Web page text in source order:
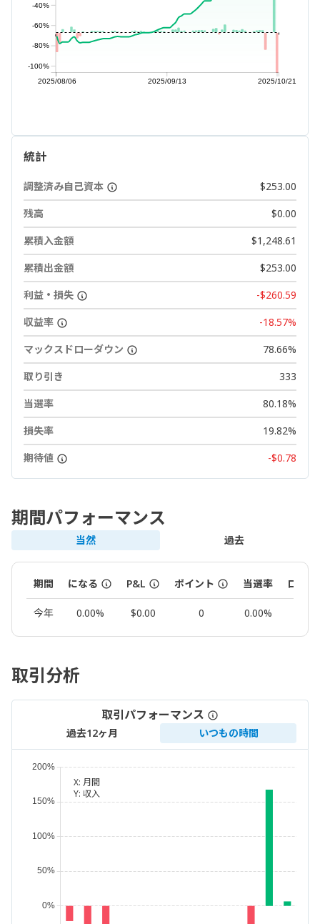
-100%
-80%
-60%
-40%
2025/08/06 2025/09/13 2025/10/21
統計
調整済み自己資本
$253.00
残高
$0.00
累積入金額
$1,248.61
累積出金額
$253.00
利益・損失
-$260.59
収益率
-18.57%
マックスドローダウン
78.66%
取り引き
333
当選率
80.18%
損失率
19.82%
期待値
-$0.78
期間パフォーマンス
当然 過去
期間 になる P&L ポイント 当選率 ロット
今年 0.00% $0.00 0 0.00%
取引分析
取引パフォーマンス
過去12ヶ月 いつもの時間
X: 月間
Y: 収入